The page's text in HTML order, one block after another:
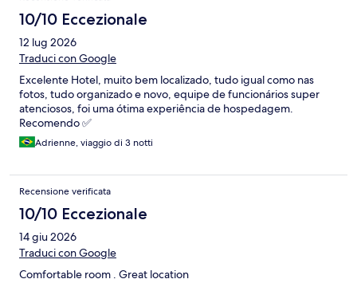
10/10 Eccezionale
12 lug 2026
Traduci con Google
Excelente Hotel, muito bem localizado, tudo igual como nas
fotos, tudo organizado e novo, equipe de funcionários super
atenciosos, foi uma ótima experiência de hospedagem.
Recomendo ✅️
Adrienne, viaggio di 3 notti
Recensione verificata
10/10 Eccezionale
14 giu 2026
Traduci con Google
Comfortable room . Great location